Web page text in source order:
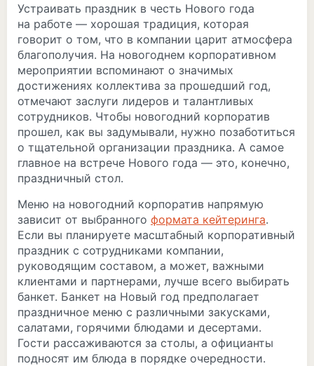
Устраивать праздник в честь Нового года
на работе — хорошая традиция, которая
говорит о том, что в компании царит атмосфера
благополучия. На новогоднем корпоративном
мероприятии вспоминают о значимых
достижениях коллектива за прошедший год,
отмечают заслуги лидеров и талантливых
сотрудников. Чтобы новогодний корпоратив
прошел, как вы задумывали, нужно позаботиться
о тщательной организации праздника. А самое
главное на встрече Нового года — это, конечно,
праздничный стол.
Меню на новогодний корпоратив напрямую
зависит от выбранного формата кейтеринга.
Если вы планируете масштабный корпоративный
праздник с сотрудниками компании,
руководящим составом, а может, важными
клиентами и партнерами, лучше всего выбирать
банкет. Банкет на Новый год предполагает
праздничное меню с различными закусками,
салатами, горячими блюдами и десертами.
Гости рассаживаются за столы, а официанты
подносят им блюда в порядке очередности.